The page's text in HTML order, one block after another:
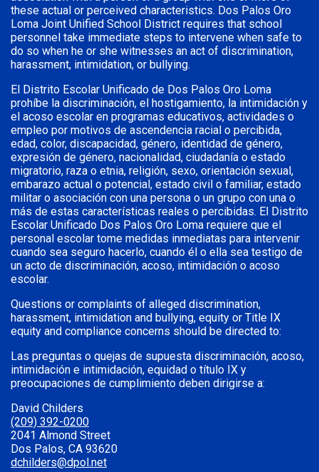
these actual or perceived characteristics. Dos Palos Oro
Loma Joint Unified School District requires that school
personnel take immediate steps to intervene when safe to
do so when he or she witnesses an act of discrimination,
harassment, intimidation, or bullying.
El Distrito Escolar Unificado de Dos Palos Oro Loma
prohíbe la discriminación, el hostigamiento, la intimidación y
el acoso escolar en programas educativos, actividades o
empleo por motivos de ascendencia racial o percibida,
edad, color, discapacidad, género, identidad de género,
expresión de género, nacionalidad, ciudadanía o estado
migratorio, raza o etnia, religión, sexo, orientación sexual,
embarazo actual o potencial, estado civil o familiar, estado
militar o asociación con una persona o un grupo con una o
más de estas características reales o percibidas. El Distrito
Escolar Unificado Dos Palos Oro Loma requiere que el
personal escolar tome medidas inmediatas para intervenir
cuando sea seguro hacerlo, cuando él o ella sea testigo de
un acto de discriminación, acoso, intimidación o acoso
escolar.
Questions or complaints of alleged discrimination,
harassment, intimidation and bullying, equity or Title IX
equity and compliance concerns should be directed to:
Las preguntas o quejas de supuesta discriminación, acoso,
intimidación e intimidación, equidad o título IX y
preocupaciones de cumplimiento deben dirigirse a:
David Childers
(209) 392-0200
2041 Almond Street
Dos Palos, CA 93620
dchilders@dpol.net